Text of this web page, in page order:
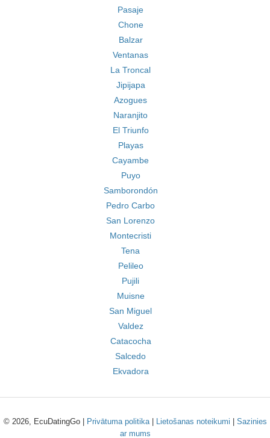
Pasaje
Chone
Balzar
Ventanas
La Troncal
Jipijapa
Azogues
Naranjito
El Triunfo
Playas
Cayambe
Puyo
Samborondón
Pedro Carbo
San Lorenzo
Montecristi
Tena
Pelileo
Pujili
Muisne
San Miguel
Valdez
Catacocha
Salcedo
Ekvadora
© 2026, EcuDatingGo | Privātuma politika| Lietošanas noteikumi
Sazinies
ar mums